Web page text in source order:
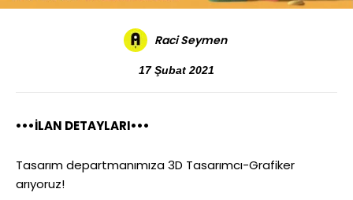
Raci Seymen
17 Şubat 2021
•••İLAN DETAYLARI•••
Tasarım departmanımıza 3D Tasarımcı-Grafiker
arıyoruz!